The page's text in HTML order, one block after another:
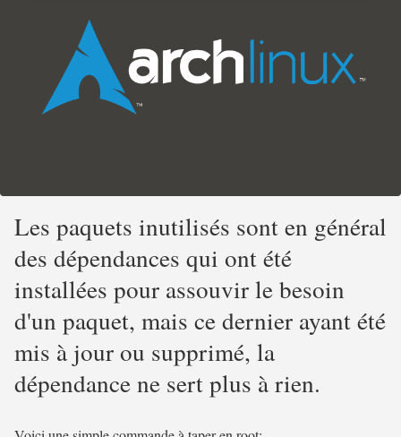
Les paquets inutilisés sont en général
des dépendances qui ont été
installées pour assouvir le besoin
d'un paquet, mais ce dernier ayant été
mis à jour ou supprimé, la
dépendance ne sert plus à rien.